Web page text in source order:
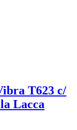
T623 c/
Lacca